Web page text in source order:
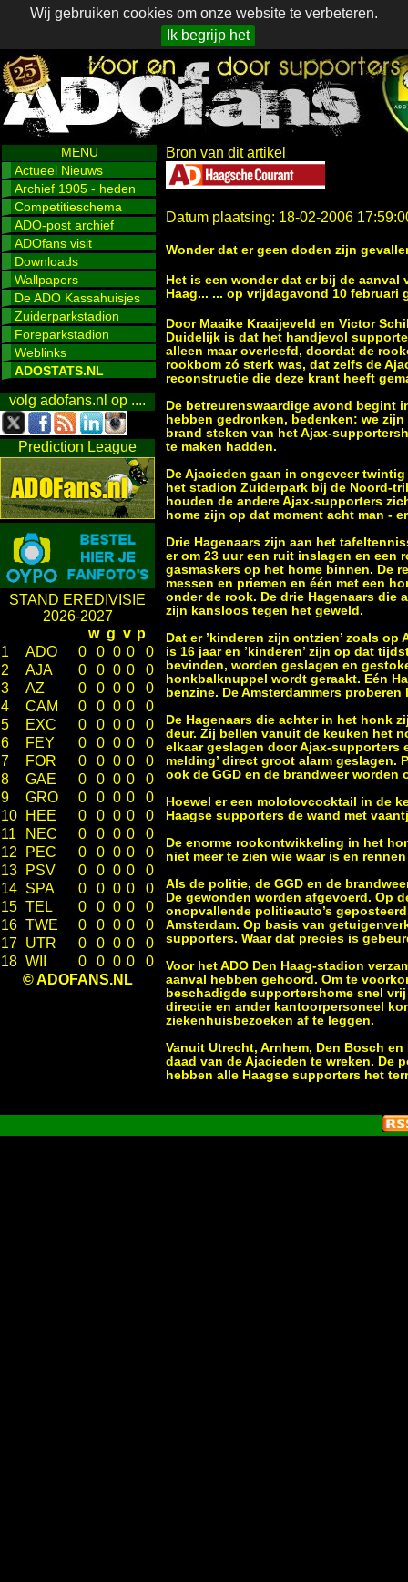
Wij gebruiken cookies om onze website te verbeteren.
Ik begrijp het
MENU
Actueel Nieuws
Archief 1905 - heden
Competitieschema
ADO-post archief
ADOfans visit
Downloads
Wallpapers
De ADO Kassahuisjes
Zuiderparkstadion
Foreparkstadion
Weblinks
ADOSTATS.NL
volg adofans.nl op ....
Prediction League
STAND EREDIVISIE
2026-2027
w g v p
1
ADO 0 0 0 0
0
2
AJA 0 0 0 0
0
3
AZ 0 0 0 0
0
4
CAM 0 0 0 0
0
5
EXC 0 0 0 0
0
6
FEY 0 0 0 0
0
7
FOR 0 0 0 0
0
8
GAE 0 0 0 0
0
9
GRO 0 0 0 0
0
10
HEE 0 0 0 0
0
11
NEC 0 0 0 0
0
12
PEC 0 0 0 0
0
13
PSV 0 0 0 0
0
14 SPA 0 0 0 0
0
15 TEL 0 0 0 0
0
16 TWE 0 0 0 0
0
17 UTR 0 0 0 0
0
18 WII 0 0 0 0
0
© ADOFANS.NL
Bron van dit artikel
Datum plaatsing: 18-02-2006
Wonder dat er geen doden zijn
Het is een wonder dat er bij de
Haag... ... op vrijdagavond 10 februari
Door Maaike Kraaijeveld en Victor
Duidelijk is dat het handjevol
alleen maar overleefd, doordat de
rookbom zó sterk was, dat zelfs de
reconstructie die deze krant heeft
De betreurenswaardige avond begint
hebben gedronken, bedenken: we
brand steken van het Ajax-
te maken hadden.
De Ajacieden gaan in ongeveer
het stadion Zuiderpark bij de Noord-
houden de andere Ajax-supporters
home zijn op dat moment acht man -
Drie Hagenaars zijn aan het
er om 23 uur een ruit inslagen en een
gasmaskers op het home binnen. De
messen en priemen en één met een
onder de rook. De drie Hagenaars
zijn kansloos tegen het geweld.
Dat er ’kinderen zijn ontzien’ zoals
is 16 jaar en ’kinderen’ zijn op dat
bevinden, worden geslagen en
honkbalknuppel wordt geraakt. Eén
benzine. De Amsterdammers
De Hagenaars die achter in het honk
deur. Zij bellen vanuit de keuken het
elkaar geslagen door Ajax-supporters
melding’ direct groot alarm
ook de GGD en de brandweer
Hoewel er een molotovcocktail in de
Haagse supporters de wand met
De enorme rookontwikkeling in het
niet meer te zien wie waar is en
Als de politie, de GGD en de
De gewonden worden afgevoerd. Op
onopvallende politieauto’s
Amsterdam. Op basis van
supporters. Waar dat precies is
Voor het ADO Den Haag-stadion
aanval hebben gehoord. Om te
beschadigde supportershome snel
directie en ander kantoorpersoneel
ziekenhuisbezoeken af te leggen.
Vanuit Utrecht, Arnhem, Den Bosch
daad van de Ajacieden te wreken. De
hebben alle Haagse supporters het